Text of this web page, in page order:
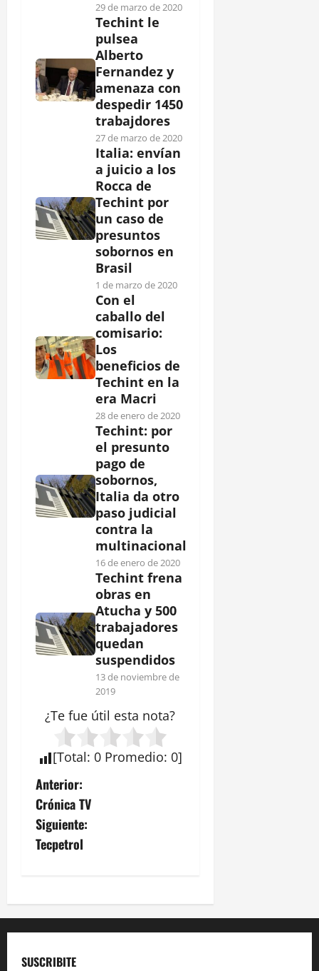
29 de marzo de 2020
Techint le
pulsea
Alberto
Fernandez y
amenaza con
despedir 1450
trabajdores
27 de marzo de 2020
Italia: envían
a juicio a los
Rocca de
Techint por
un caso de
presuntos
sobornos en
Brasil
1 de marzo de 2020
Con el
caballo del
comisario:
Los
beneficios de
Techint en la
era Macri
28 de enero de 2020
Techint: por
el presunto
pago de
sobornos,
Italia da otro
paso judicial
contra la
multinacional
16 de enero de 2020
Techint frena
obras en
Atucha y 500
trabajadores
quedan
suspendidos
13 de noviembre de
2019
¿Te fue útil esta nota?
[Total: 0 Promedio: 0]
N
a
v
g
a
Anterior:
Crónica TV
Siguiente:
Tecpetrol
SUSCRIBITE